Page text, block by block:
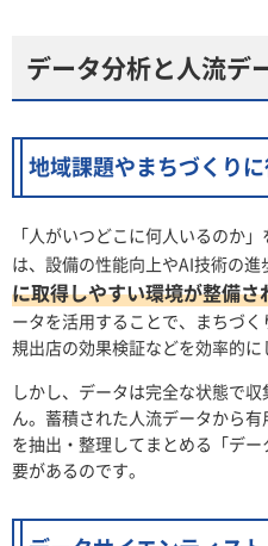
データ分析と人流デ
地域課題やまちづくり
「人がいつどこに何人いるのか
は、設備の性能向上やAI技術の進
に取得しやすい環境が整備さ
ータを活用することで、まちづ
規出店の効果検証などを効率的に
しかし、データは完全な状態で
ん。蓄積された人流データから
を抽出・整理してまとめる「デ
要があるのです。